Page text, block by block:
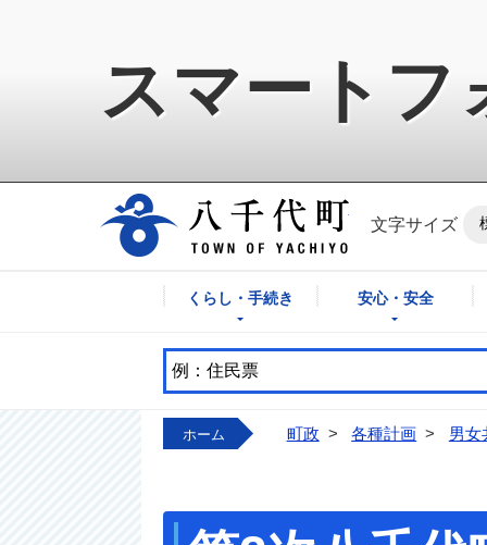
スマートフ
八千代町公式ホ
文字サイズ
くらし・手続き 安心・安全
ホーム 町政 > 各種計画 > 男女